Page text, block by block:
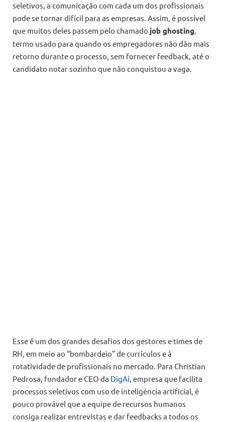
seletivos, a comunicação com cada um dos profissionais
pode se tornar difícil para as empresas. Assim, é possível
que muitos deles passem pelo chamado job ghosting,
termo usado para quando os empregadores não dão mais
retorno durante o processo, sem fornecer feedback, até o
candidato notar sozinho que não conquistou a vaga.
Esse é um dos grandes desafios dos gestores e times de
RH, em meio ao “bombardeio” de currículos e à
rotatividade de profissionais no mercado. Para Christian
Pedrosa, fundador e CEO da DigAí, empresa que facilita
processos seletivos com uso de inteligência artificial, é
pouco provável que a equipe de recursos humanos
consiga realizar entrevistas e dar feedbacks a todos os